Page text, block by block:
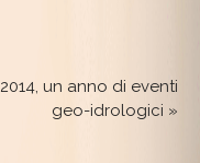
2014, un anno di eventi
geo-idrologici »